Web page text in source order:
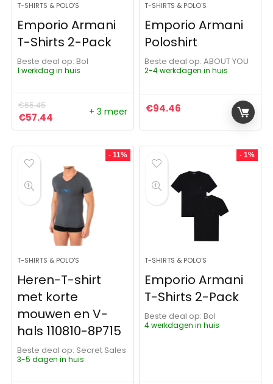
T-SHIRTS & POLO'S
Emporio Armani
T-Shirts 2-Pack
Beste deal op:
Bol
1 werkdag in huis
€65.45
Oorspronkelijke prijs was: €65.45.
€57.44 Huidige prijs is: €57.44.
+ 3 meer
T-SHIRTS & POLO'S
Emporio Armani
Poloshirt
Beste deal op:
ABOUT YOU
2-4 werkdagen in huis
€94.46
- 11%
T-SHIRTS & POLO'S
Heren-T-shirt
met korte
mouwen en V-
hals 110810-8P715
Beste deal op:
Secret Sales
3-5 dagen in huis
- 1%
T-SHIRTS & POLO'S
Emporio Armani
T-Shirts 2-Pack
Beste deal op:
Bol
4 werkdagen in huis